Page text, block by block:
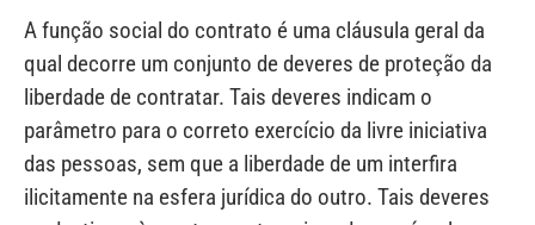
A função social do contrato é uma cláusula geral da
qual decorre um conjunto de deveres de proteção da
liberdade de contratar. Tais deveres indicam o
parâmetro para o correto exercício da livre iniciativa
das pessoas, sem que a liberdade de um interfira
ilicitamente na esfera jurídica do outro. Tais deveres